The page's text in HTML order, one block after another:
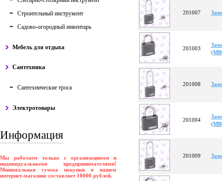
Строительный инструмент
Садово-огородный инвентарь
Мебель для отдыха
Сантехника
Сантехнические троса
Электротовары
Информация
Мы работаем только с организациями и
индивидуальными предпринимателями!
Минимальная сумма покупки в нашем
интернет-магазине составляет 10000 рублей.
201007
201003
201008
201004
201009